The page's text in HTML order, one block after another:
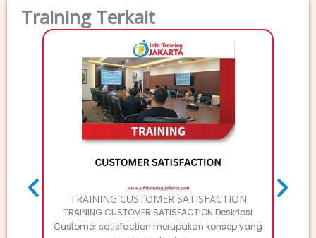
Training Terkait
TRAINING CUSTOMER SATISFACTION
TRAINING CUSTOMER SATISFACTION Deskripsi
Customer satisfaction merupakan konsep yang